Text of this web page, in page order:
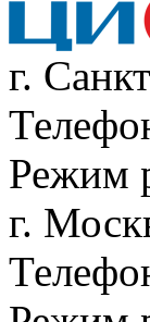
г.
Режим
г.